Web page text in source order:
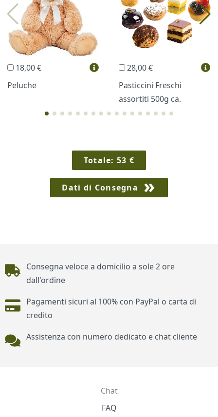
Trudi® THUN®
Regali Personalizzati
18,00 €
Peluche
28,00 €
Pasticcini Freschi
assortiti 500g ca.
Totale:53 €
Dati di Consegna
Piè di pagina
Consegna veloce a domicilio a sole 2 ore
dall'ordine
Pagamenti sicuri al 100% con PayPal o carta di
credito
Assistenza con numero dedicato e chat cliente
Chat
FAQ